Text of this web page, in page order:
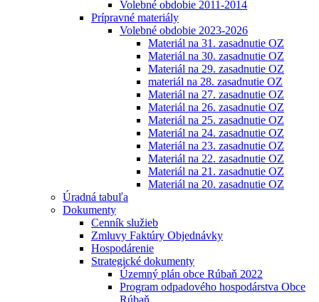
Volebné obdobie 2011-2014
Prípravné materiály
Volebné obdobie 2023-2026
Materiál na 31. zasadnutie OZ
Materiál na 30. zasadnutie OZ
Materiál na 29. zasadnutie OZ
materiál na 28. zasadnutie OZ
Materiál na 27. zasadnutie OZ
Materiál na 26. zasadnutie OZ
Materiál na 25. zasadnutie OZ
Materiál na 24. zasadnutie OZ
Materiál na 23. zasadnutie OZ
Materiál na 22. zasadnutie OZ
Materiál na 21. zasadnutie OZ
Materiál na 20. zasadnutie OZ
Úradná tabuľa
Dokumenty
Cenník služieb
Zmluvy Faktúry Objednávky
Hospodárenie
Strategické dokumenty
Územný plán obce Rúbaň 2022
Program odpadového hospodárstva Obce
Rúbaň